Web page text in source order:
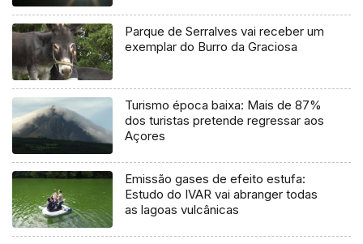
Parque de Serralves vai receber um
exemplar do Burro da Graciosa
Turismo época baixa: Mais de 87%
dos turistas pretende regressar aos
Açores
Emissão gases de efeito estufa:
Estudo do IVAR vai abranger todas
as lagoas vulcânicas